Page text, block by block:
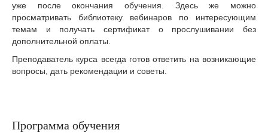
уже после окончания обучения. Здесь же можно
просматривать библиотеку вебинаров по интересующим
темам и получать сертификат о прослушивании без
дополнительной оплаты.
Преподаватель курса всегда готов ответить на возникающие
вопросы, дать рекомендации и советы.
Программа обучения